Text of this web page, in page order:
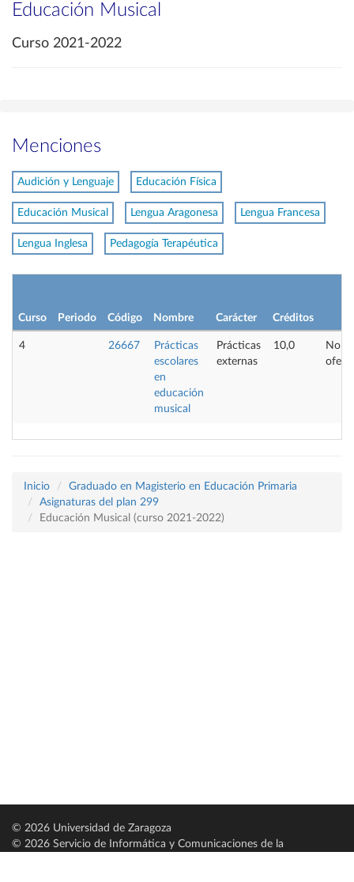
Educación Musical
Curso 2021-2022
Menciones
Audición y Lenguaje Educación Física
Educación Musical Lengua Aragonesa Lengua Francesa
Lengua Inglesa Pedagogía Terapéutica
Curso Periodo Código Nombre Carácter Créditos
4 26667
Prácticas
escolares
en
educación
musical
Prácticas
externas
10,0
No
Inicio
Graduado en Magisterio en Educación Primaria
Asignaturas del plan 299
Educación Musical (curso 2021-2022)
© 2026 Universidad de Zaragoza
© 2026 Servicio de Informática y Comunicaciones de la